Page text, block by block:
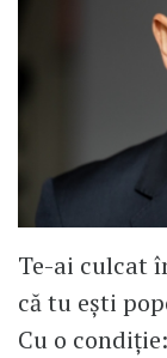
Te-ai culcat
că tu ești
Cu o